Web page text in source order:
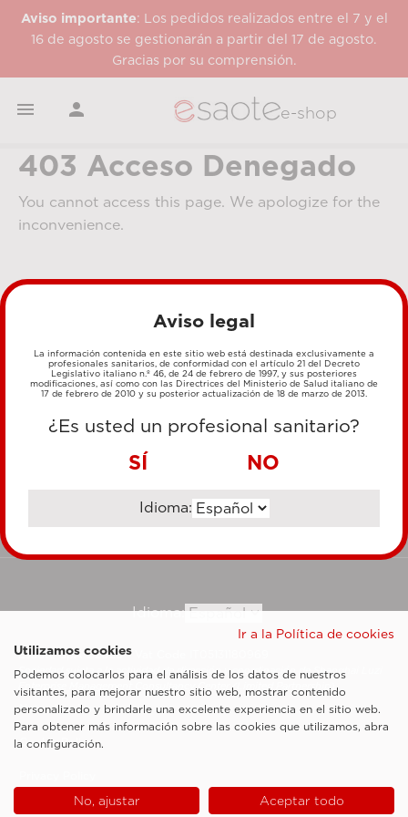
Aviso importante: Los pedidos realizados entre el 7 y el
16 de agosto se gestionarán a partir del 17 de agosto.
Gracias por su comprensión.
  e-shop
403 Acceso Denegado
You cannot access this page. We apologize for the
inconvenience.
MÉTODOS DE PAGO
TRANSFERENCIA BANCARIA
Idioma:
Esaote SpA ©2026 - Vat Code IT05131180969
Sociedad sujeta a la actividad de dirección y coordinación de Shanghai Luzi
Enterprise Management Consultancy Center (Limited Partnership)
Notas legales
Cookie Policy
Aviso legal
La información contenida en este sitio web está destinada exclusivamente a
profesionales sanitarios, de conformidad con el artículo 21 del Decreto
Legislativo italiano n.º 46, de 24 de febrero de 1997, y sus posteriores
modificaciones, así como con las Directrices del Ministerio de Salud italiano de
17 de febrero de 2010 y su posterior actualización de 18 de marzo de 2013.
¿Es usted un profesional sanitario?
SÍ NO
Idioma:
Ir a la Política de cookies
Utilizamos cookies
Podemos colocarlos para el análisis de los datos de nuestros
visitantes, para mejorar nuestro sitio web, mostrar contenido
personalizado y brindarle una excelente experiencia en el sitio web.
Para obtener más información sobre las cookies que utilizamos, abra
la configuración.
No, ajustar Aceptar todo